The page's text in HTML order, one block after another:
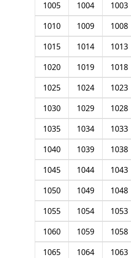
1003
1004
1005
1008
1009
1010
1013
1014
1015
1018
1019
1020
1023
1024
1025
1028
1029
1030
1033
1034
1035
1038
1039
1040
1043
1044
1045
1048
1049
1050
1053
1054
1055
1058
1059
1060
1063
1064
1065